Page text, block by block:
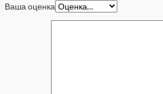
Ваша оценка